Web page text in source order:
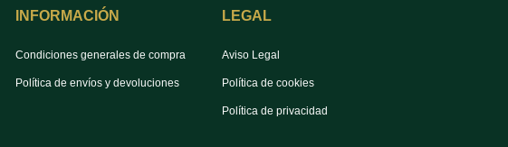
INFORMACIÓN
Condiciones generales de compra
Política de envíos y devoluciones
LEGAL
Aviso Legal
Política de cookies
Política de privacidad